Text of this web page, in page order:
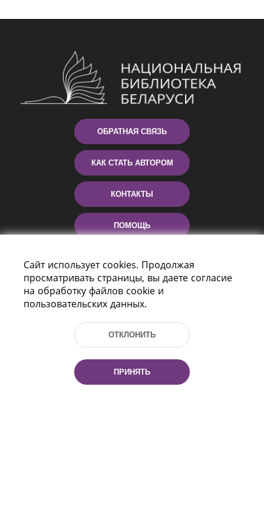
ОБРАТНАЯ СВЯЗЬ
КАК СТАТЬ АВТОРОМ
КОНТАКТЫ
ПОМОЩЬ
Пр-т Независимости 116
г. Минск, Республика Беларусь, 220114
Тел.: (+375 17) 368 37 37, Факс: (+375 17)
Сайт использует cookies. Продолжая
просматривать страницы, вы даете согласие
на обработку файлов cookie и
пользовательских данных.
ОТКЛОНИТЬ
ПРИНЯТЬ